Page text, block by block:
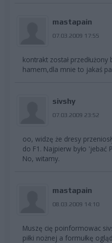
mastapain
07.03.2009 17:55
kontrakt został
hamem,dla mnie to jakaś
sivshy
07.03.2009 23:52
oo, widzę że dresy
do F1. Najpierw było 'jebać
No, witamy.
mastapain
08.03.2009 14:10
Muszę cię poinformowac
piłki nożnej a formułkę